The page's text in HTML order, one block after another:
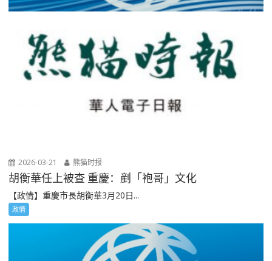
2026-03-21 熊猫时报
胡衡華任上被查 重慶：剷「袍哥」文化
【政情】重慶市長胡衡華3月20日...
政情